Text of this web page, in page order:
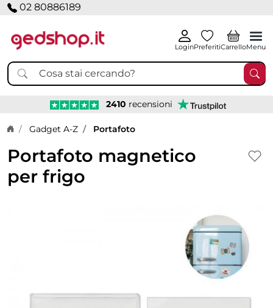
02 80886189
LoginPreferitiCarrelloMenu
2410 recensioni
Home page
Gadget A-Z Portafoto
Portafoto magnetico
per frigo